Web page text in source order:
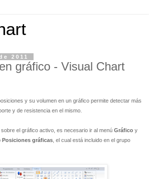
2011
gráfico - Visual Chart
y su volumen en un gráfico permite detectar más
y de resistencia en el mismo.
el gráfico activo, es necesario ir al menú Gráfico y
Posiciones gráficas , el cual está incluido en el grupo